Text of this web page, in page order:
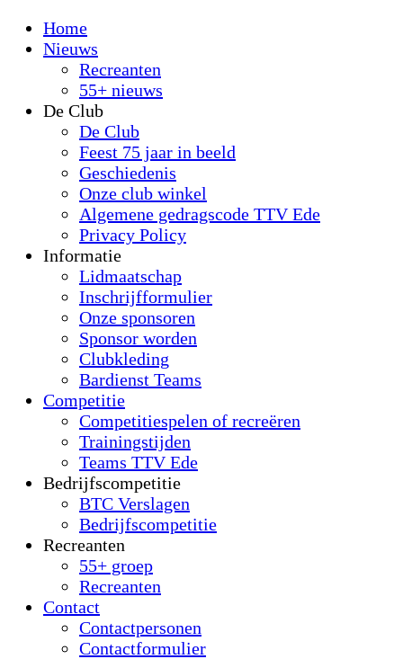
Home
Nieuws
Recreanten
55+ nieuws
De Club
De Club
Feest 75 jaar in beeld
Geschiedenis
Onze club winkel
Algemene gedragscode TTV Ede
Privacy Policy
Informatie
Lidmaatschap
Inschrijfformulier
Onze sponsoren
Sponsor worden
Clubkleding
Bardienst Teams
Competitie
Competitiespelen of recreëren
Trainingstijden
Teams TTV Ede
Bedrijfscompetitie
BTC Verslagen
Bedrijfscompetitie
Recreanten
55+ groep
Recreanten
Contact
Contactpersonen
Contactformulier